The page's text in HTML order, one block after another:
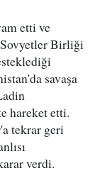
etti ve
Sovyetler Birliği
savaşa
hareket etti.
tekrar geri
verdi.